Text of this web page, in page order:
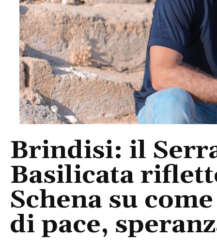
Brindisi: il
Basilicata
Schena su
di pace,